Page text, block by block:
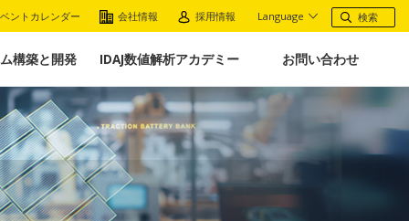
ントカレンダー 会社情報 採用情報 Language
構築と開発 IDAJ数値解析アカデミー お問い合わせ